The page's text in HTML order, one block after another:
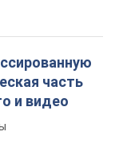
часть
и видео